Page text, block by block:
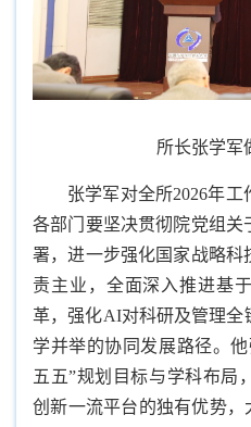
所长张学军
张学军对全所2026年
各部门要坚决贯彻院党组关
署，进一步强化国家战略科
责主业，全面深入推进基
革，强化AI对科研及管理全
学并举的协同发展路径。
五五”规划目标与学科布局
创新一流平台的独有优势，